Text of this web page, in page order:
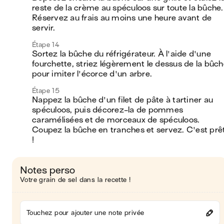
reste de la crème au spéculoos sur toute la bûche.
Réservez au frais au moins une heure avant de
servir.
Étape 14
Sortez la bûche du réfrigérateur. À l'aide d'une
fourchette, striez légèrement le dessus de la
pour imiter l'écorce d'un arbre.
Étape 15
Nappez la bûche d'un filet de pâte à tartiner au
spéculoos, puis décorez-la de pommes
caramélisées et de morceaux de spéculoos.
Coupez la bûche en tranches et servez. C'est
!
Notes perso
Votre grain de sel dans la recette !
Touchez pour ajouter une note privée